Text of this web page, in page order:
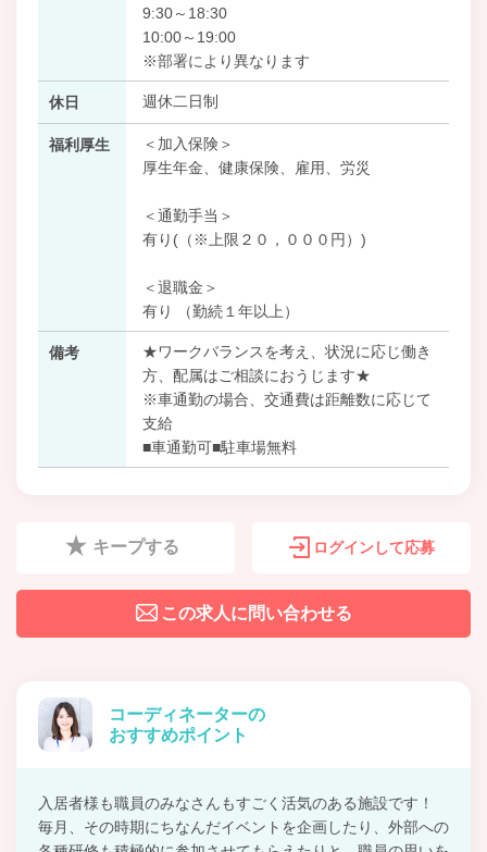
9:30～18:30
10:00～19:00
※部署により異なります
休日 週休二日制
福利厚生
＜加入保険＞
厚生年金、健康保険、雇用、労災
＜通勤手当＞
有り(（※上限２０，０００円）)
＜退職金＞
有り （勤続１年以上）
備考
★ワークバランスを考え、状況に応じ働き
方、配属はご相談におうじます★
※車通勤の場合、交通費は距離数に応じて
支給
■車通勤可■駐車場無料
キープする ログインして応募
この求人に問い合わせる
コーディネーターの
おすすめポイント
入居者様も職員のみなさんもすごく活気のある施設です！
毎月、その時期にちなんだイベントを企画したり、外部への